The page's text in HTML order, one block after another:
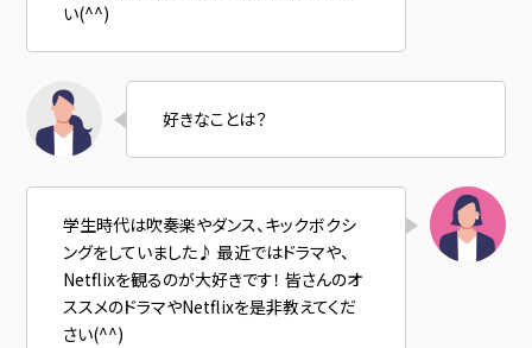
い(^^)
好きなことは？
学生時代は吹奏楽やダンス、キックボクシ
ングをしていました♪ 最近ではドラマや、
Netflixを観るのが大好きです！ 皆さんのオ
ススメのドラマやNetflixを是非教えてくだ
さい(^^)